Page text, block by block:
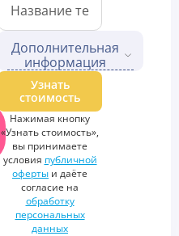
Дополнительная
информация
Дополнительные файлы
Загрузить
файлы
Дополнительная
информация
Узнать
стоимость
Нажимая кнопку
«Узнать стоимость»,
вы принимаете
условия публичной
оферты и даёте
согласие на
обработку
персональных
данных